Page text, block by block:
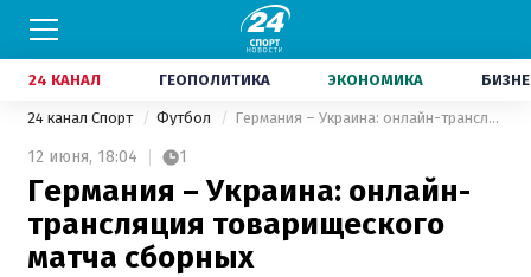
24 КАНАЛ ГЕОПОЛИТИКА ЭКОНОМИКА
24 канал Спорт Футбол Германия – Украина: онлайн-трансляция товарищеского матча сборных
12 июня, 18:04 1
Германия – Украина: онлайн-
трансляция товарищеского
матча сборных